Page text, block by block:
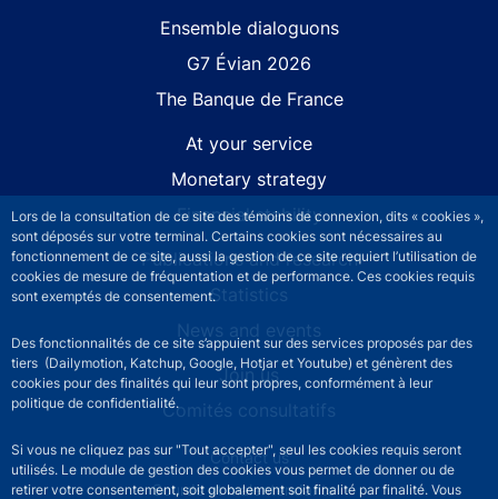
Lors de la consultation de ce site des témoins de connexion, dits « cookies »,
sont déposés sur votre terminal. Certains cookies sont nécessaires au
fonctionnement de ce site, aussi la gestion de ce site requiert l’utilisation de
cookies de mesure de fréquentation et de performance. Ces cookies requis
sont exemptés de consentement.
Des fonctionnalités de ce site s’appuient sur des services proposés par des
tiers (Dailymotion, Katchup, Google, Hotjar et Youtube) et génèrent des
cookies pour des finalités qui leur sont propres, conformément à leur
politique de confidentialité.
Si vous ne cliquez pas sur "Tout accepter", seul les cookies requis seront
utilisés. Le module de gestion des cookies vous permet de donner ou de
retirer votre consentement, soit globalement soit finalité par finalité. Vous
Ensemble dialoguons
G7 Évian 2026
The Banque de France
At your service
Monetary strategy
Financial stability
Publications and research
Statistics
News and events
Join us
Comités consultatifs
Footer secondary menuContact us
Sourds et malentendants